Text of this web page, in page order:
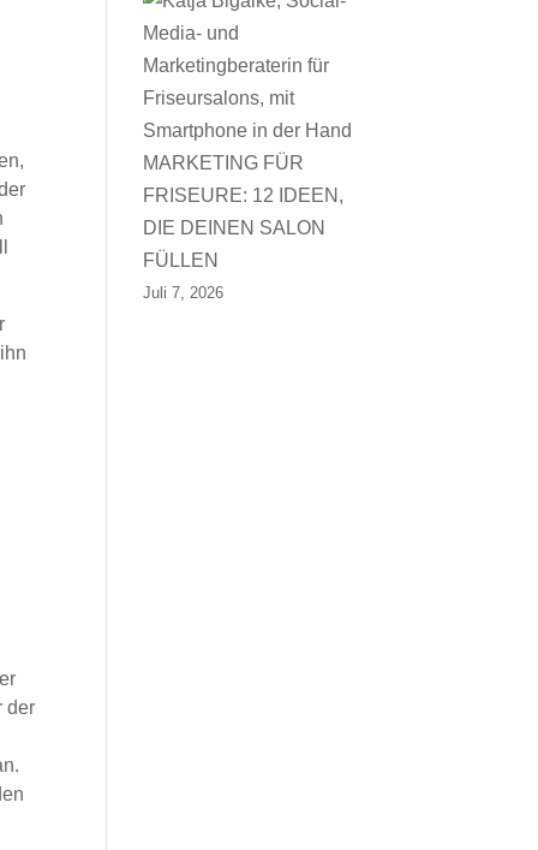
der
MARKETING FÜR
FRISEURE: 12 IDEEN,
DIE DEINEN SALON
FÜLLEN
Juli 7, 2026